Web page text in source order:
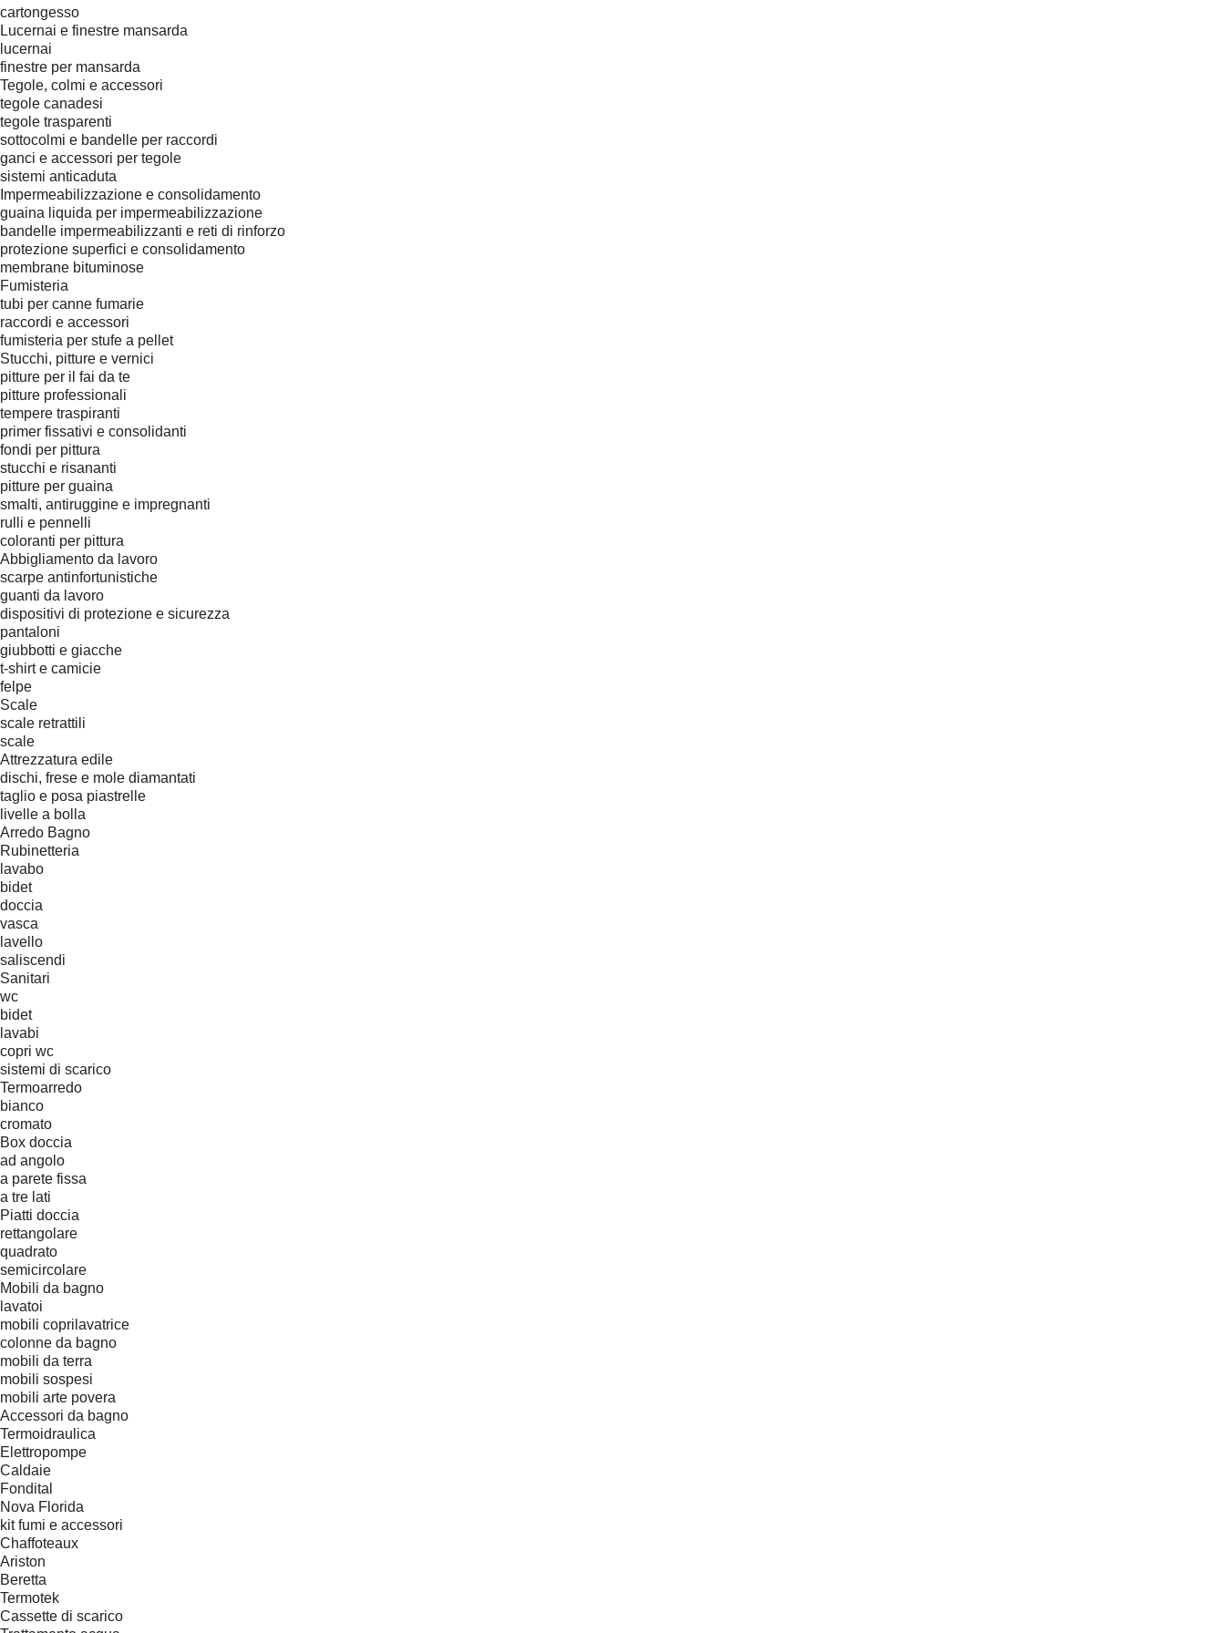
cartongesso
Lucernai e finestre mansarda
lucernai
finestre per mansarda
Tegole, colmi e accessori
tegole canadesi
tegole trasparenti
sottocolmi e bandelle per raccordi
ganci e accessori per tegole
sistemi anticaduta
Impermeabilizzazione e consolidamento
guaina liquida per impermeabilizzazione
bandelle impermeabilizzanti e reti di rinforzo
protezione superfici e consolidamento
membrane bituminose
Fumisteria
tubi per canne fumarie
raccordi e accessori
fumisteria per stufe a pellet
Stucchi, pitture e vernici
pitture per il fai da te
pitture professionali
tempere traspiranti
primer fissativi e consolidanti
fondi per pittura
stucchi e risananti
pitture per guaina
smalti, antiruggine e impregnanti
rulli e pennelli
coloranti per pittura
Abbigliamento da lavoro
scarpe antinfortunistiche
guanti da lavoro
dispositivi di protezione e sicurezza
pantaloni
giubbotti e giacche
t-shirt e camicie
felpe
Scale
scale retrattili
scale
Attrezzatura edile
dischi, frese e mole diamantati
taglio e posa piastrelle
livelle a bolla
Arredo Bagno
Rubinetteria
lavabo
bidet
doccia
vasca
lavello
saliscendi
Sanitari
wc
bidet
lavabi
copri wc
sistemi di scarico
Termoarredo
bianco
cromato
Box doccia
ad angolo
a parete fissa
a tre lati
Piatti doccia
rettangolare
quadrato
semicircolare
Mobili da bagno
lavatoi
mobili coprilavatrice
colonne da bagno
mobili da terra
mobili sospesi
mobili arte povera
Accessori da bagno
Termoidraulica
Elettropompe
Caldaie
Fondital
Nova Florida
kit fumi e accessori
Chaffoteaux
Ariston
Beretta
Termotek
Cassette di scarico